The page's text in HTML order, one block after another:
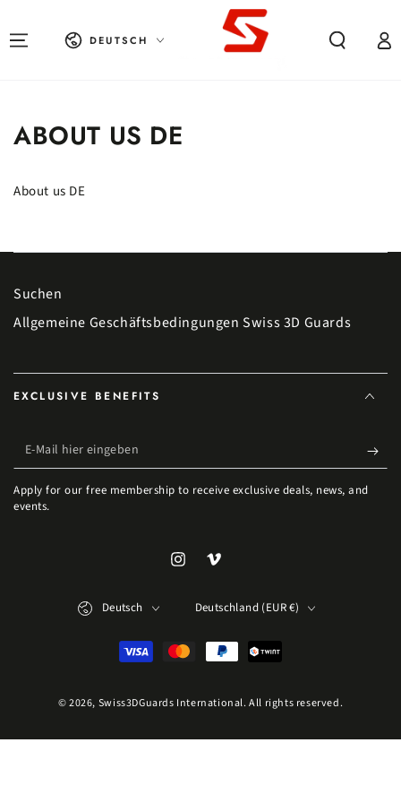
Sprache
DEUTSCH
ABOUT US DE
About us DE
Suchen
Allgemeine Geschäftsbedingungen Swiss 3D Guards
EXCLUSIVE BENEFITS
E-Mail hier eingeben
Apply for our free membership to receive exclusive deals, news, and
events.
InstagramVimeo
© 2026, Swiss3DGuards International. All rights reserved.
Sprache
Deutsch Deutschland (EUR €)
Zahlungsmöglichkeiten